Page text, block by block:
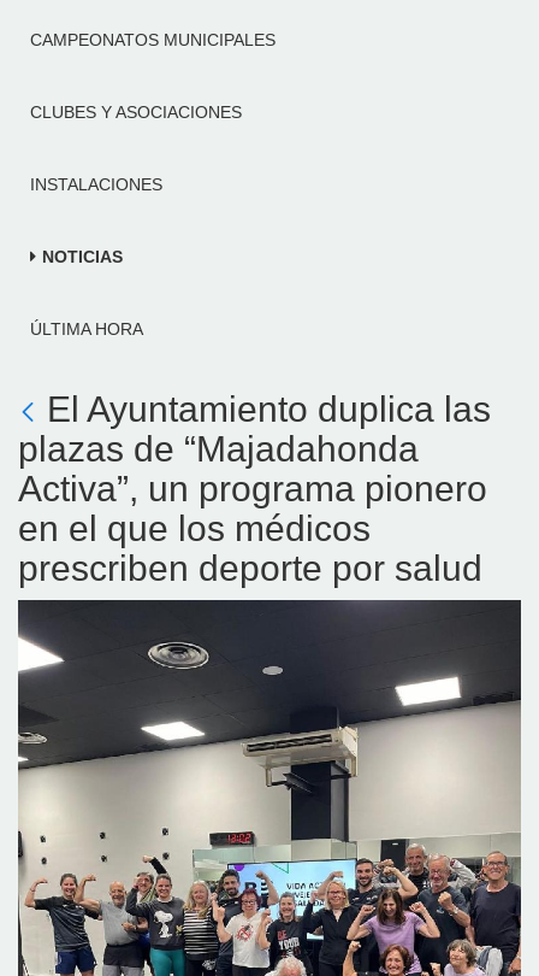
CAMPEONATOS MUNICIPALES
CLUBES Y ASOCIACIONES
INSTALACIONES
NOTICIAS
ÚLTIMA HORA
El Ayuntamiento duplica las
plazas de “Majadahonda
Activa”, un programa pionero
en el que los médicos
prescriben deporte por salud